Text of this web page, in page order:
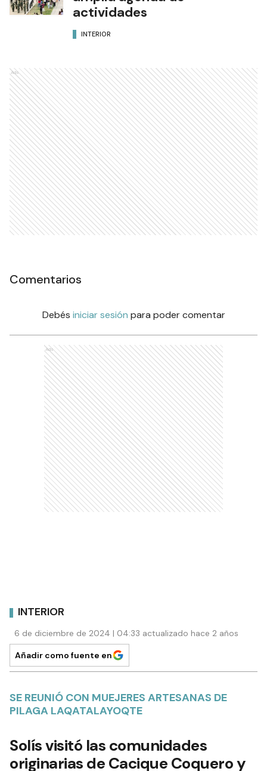
actividades
INTERIOR
Ads
Comentarios
Debés iniciar sesión para poder comentar
Ads
INTERIOR
6 de diciembre de 2024 | 04:33 actualizado hace 2 años
Añadir como fuente en
SE REUNIÓ CON MUEJERES ARTESANAS DE
PILAGA LAQATALAYOQTE
Solís visitó las comunidades
originarias de Cacique Coquero y